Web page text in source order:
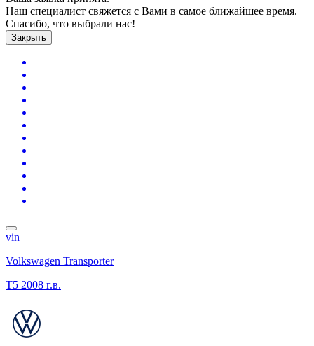
Наш специалист свяжется с Вами в самое ближайшее время.
Спасибо, что выбрали нас!
Закрыть
vin
Volkswagen Transporter
T5 2008 г.в.